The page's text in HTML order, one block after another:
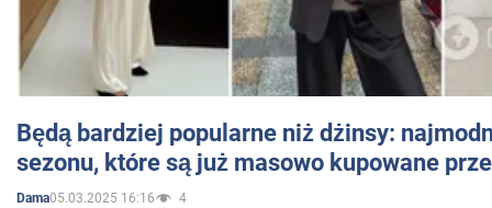
Będą bardziej popularne niż dżinsy:
sezonu, które są już masowo kupowane
Dama05.03.2025 16:16 4